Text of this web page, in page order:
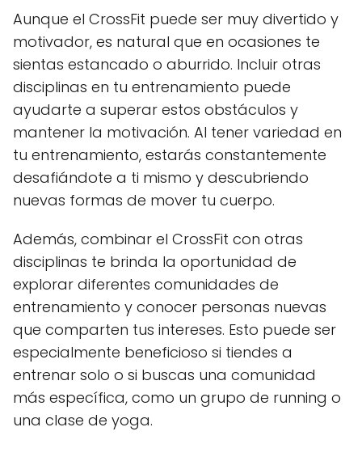
Aunque el CrossFit puede ser muy divertido y
motivador, es natural que en ocasiones te
sientas estancado o aburrido. Incluir otras
disciplinas en tu entrenamiento puede
ayudarte a superar estos obstáculos y
mantener la motivación. Al tener variedad en
tu entrenamiento, estarás constantemente
desafiándote a ti mismo y descubriendo
nuevas formas de mover tu cuerpo.
Además, combinar el CrossFit con otras
disciplinas te brinda la oportunidad de
explorar diferentes comunidades de
entrenamiento y conocer personas nuevas
que comparten tus intereses. Esto puede ser
especialmente beneficioso si tiendes a
entrenar solo o si buscas una comunidad
más específica, como un grupo de running o
una clase de yoga.